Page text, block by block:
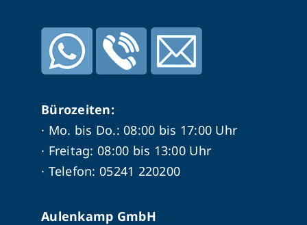
Bürozeiten:
· Mo. bis Do.: 08:00 bis 17:00 Uhr
· Freitag: 08:00 bis 13:00 Uhr
· Telefon: 05241 220200
Aulenkamp GmbH